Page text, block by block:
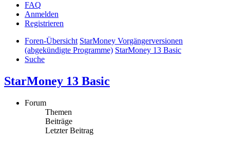
FAQ
Anmelden
Registrieren
Foren-Übersicht StarMoney Vorgängerversionen
(abgekündigte Programme) StarMoney 13 Basic
Suche
StarMoney 13 Basic
Forum
Themen
Beiträge
Letzter Beitrag